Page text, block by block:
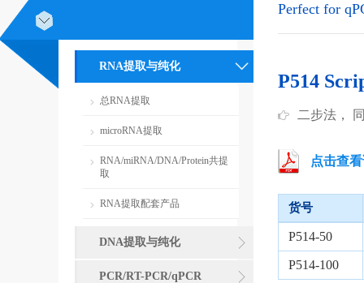
RNA提取与纯化
总RNA提取
microRNA提取
RNA/miRNA/DNA/Protein共提
取
RNA提取配套产品
DNA提取与纯化
PCR/RT-PCR/qPCR
Perfect for
P514
二步法，
点击查
货号
P514-50
P514-100